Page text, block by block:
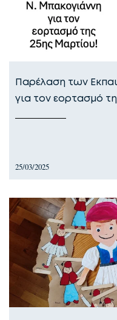
Παρέλαση των
για τον εορτασμό
25/03/2025